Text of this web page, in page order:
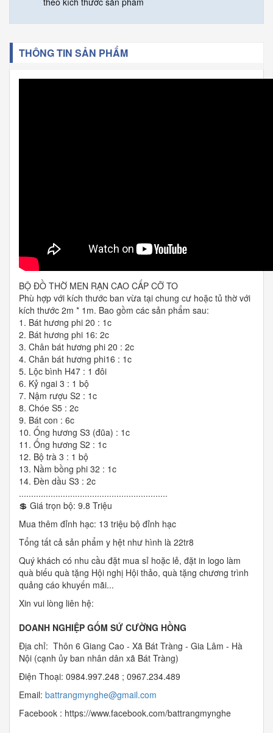
THÔNG TIN SẢN PHẨM
BỘ ĐỒ THỜ MEN RẠN CAO CẤP CỠ TO
Phù hợp với kích thước ban vừa tại chung cư hoặc tủ thờ với
kích thước 2m * 1m. Bao gồm các sản phẩm sau:
1. Bát hương phi 20 : 1c
2. Bát hương phi 16: 2c
3. Chân bát hương phi 20 : 2c
4. Chân bát hương phi16 : 1c
5. Lộc bình H47 : 1 đôi
6. Kỷ ngai 3 : 1 bộ
7. Nậm rượu S2 : 1c
8. Chóe S5 : 2c
9. Bát con : 6c
10. Ống hương S3 (đũa) : 1c
11. Ống hương S2 : 1c
12. Bộ trà 3 : 1 bộ
13. Nầm bồng phi 32 : 1c
14. Đèn dầu S3 : 2c
.............................................................
💲 Giá trọn bộ: 9.8 Triệu
Mua thêm đỉnh hạc: 13 triệu bộ đỉnh hạc
Tổng tất cả sản phẩm y hệt như hình là 22tr8
Quý khách có nhu cầu đặt mua sỉ hoặc lẻ, đặt in logo làm
quà biếu quà tặng Hội nghị Hội thảo, quà tặng chương trình
quảng cáo khuyến mãi...
Xin vui lòng liên hệ:
DOANH NGHIỆP GỐM SỨ CƯỜNG HỒNG
Địa chỉ: Thôn 6 Giang Cao - Xã Bát Tràng - Gia Lâm - Hà
Nội (cạnh ủy ban nhân dân xã Bát Tràng)
Điện Thoại: 0984.997.248 ; 0967.234.489
Email: battrangmynghe@gmail.com
Facebook : https://www.facebook.com/battrangmynghe